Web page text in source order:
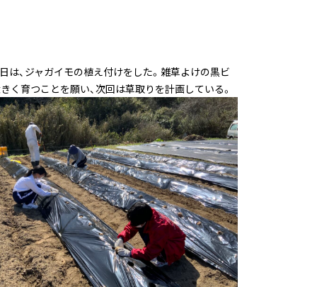
、ジャガイモの植え付けをした。雑草よけの黒ビ
育つことを願い、次回は草取りを計画している。